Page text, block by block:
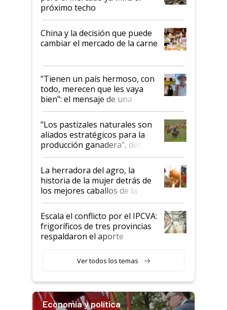
próximo techo
China y la decisión que puede
cambiar el mercado de la carne
"Tienen un país hermoso, con
todo, merecen que les vaya
bien": el mensaje de una
ganadera uruguaya sobre las
oportunidades que se abren
para el agro en Argentina, con
foco en la carne
"Los pastizales naturales son
aliados estratégicos para la
producción ganadera", destaca
la iniciativa que ya reúne a 46
establecimientos en Argentina
La herradora del agro, la
historia de la mujer detrás de
los mejores caballos de la
Argentina y los mitos que
todavía hacen sufrir a estos
animales: "Mientras me
descalificaban, yo seguí
haciendo currículum"
Escala el conflicto por el IPCVA:
frigoríficos de tres provincias
respaldaron el aporte
Ver todos los temas
Economía y política